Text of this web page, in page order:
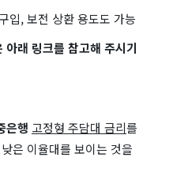
입, 보전 상환 용도도 가능
래 링크를 참고해 주시기
은행 고정형 주담대 금리를
은 이율대를 보이는 것을